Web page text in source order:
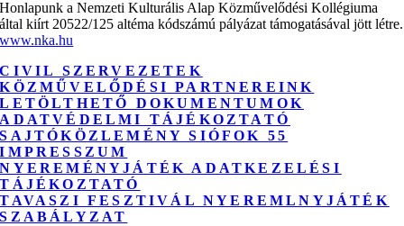
Honlapunk a Nemzeti Kulturális Alap Közművelődési Kollégiuma
által kiírt 20522/125 altéma kódszámú pályázat támogatásával jött létre.
www.nka.hu
CIVIL SZERVEZETEK
KÖZMŰVELŐDÉSI PARTNEREINK
LETÖLTHETŐ DOKUMENTUMOK
ADATVÉDELMI TÁJÉKOZTATÓ
SAJTÓKÖZLEMÉNY SIÓFOK 55
IMPRESSZUM
NYEREMÉNYJÁTÉK ADATKEZELÉSI
TÁJÉKOZTATÓ
TAVASZI FESZTIVÁL NYEREMLNYJÁTÉK
SZABÁLYZAT